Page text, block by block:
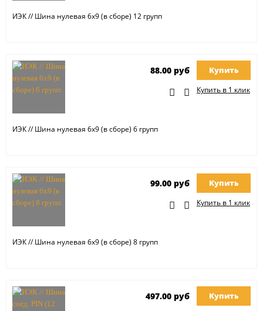
ИЭК // Шина нулевая 6х9 (в сборе) 12 групп
ИЭК // Шина нулевая 6х9 (в сборе) 6 групп
88.00 руб Купить
Купить в 1 клик
ИЭК // Шина нулевая 6х9 (в сборе) 8 групп
99.00 руб Купить
Купить в 1 клик
497.00 руб Купить